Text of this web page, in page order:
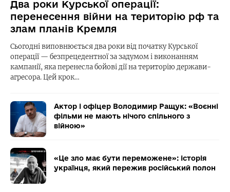
Два роки Курської операції:
перенесення війни на територію рф та
злам планів Кремля
Сьогодні виповнюється два роки від початку Курської
операції — безпрецедентної за задумом і виконанням
кампанії, яка перенесла бойові дії на територію держави-
агресора. Цей крок…
Актор і офіцер Володимир Ращук: «Воєнні
фільми не мають нічого спільного з
війною»
«Це зло має бути переможене»: історія
українця, який пережив російський полон